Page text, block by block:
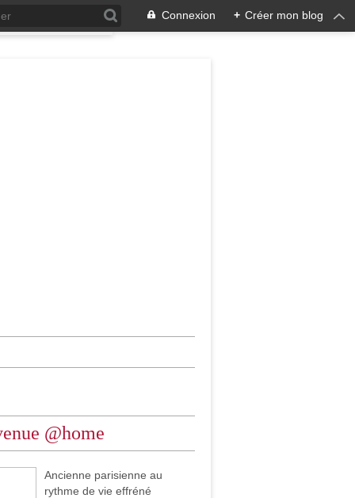
Connexion + Créer mon blog
@home
Ancienne parisienne au
rythme de vie effréné